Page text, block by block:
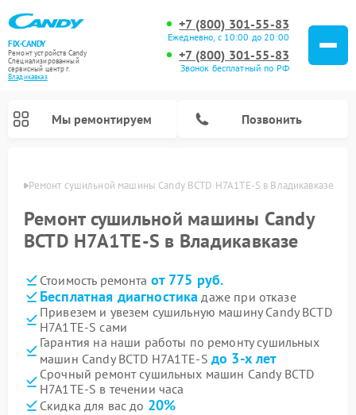
FIX-CANDY
Ремонт устройств Candy
Специализированный
cервисный центр г.
Владикавказ
+7 (800) 301-55-83
Ежедневно, с 10:00 до 20:00
+7 (800) 301-55-83
Звонок бесплатный по РФ
Мы ремонтируем Позвонить
Ремонт сушильной машины Candy BCTD H7A1TE-S в Владикавказе
Ремонт сушильной машины Candy
BCTD H7A1TE-S в Владикавказе
Стоимость ремонта от 775 руб.
Бесплатная диагностика даже при отказе
Привезем и увезем сушильную машину Candy BCTD
H7A1TE-S сами
Гарантия на наши работы по ремонту сушильных
машин Candy BCTD H7A1TE-S до 3-х лет
Срочный ремонт сушильных машин Candy BCTD
H7A1TE-S в течении часа
Скидка для вас до 20%